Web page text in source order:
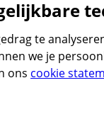
te
we je
ons cookie